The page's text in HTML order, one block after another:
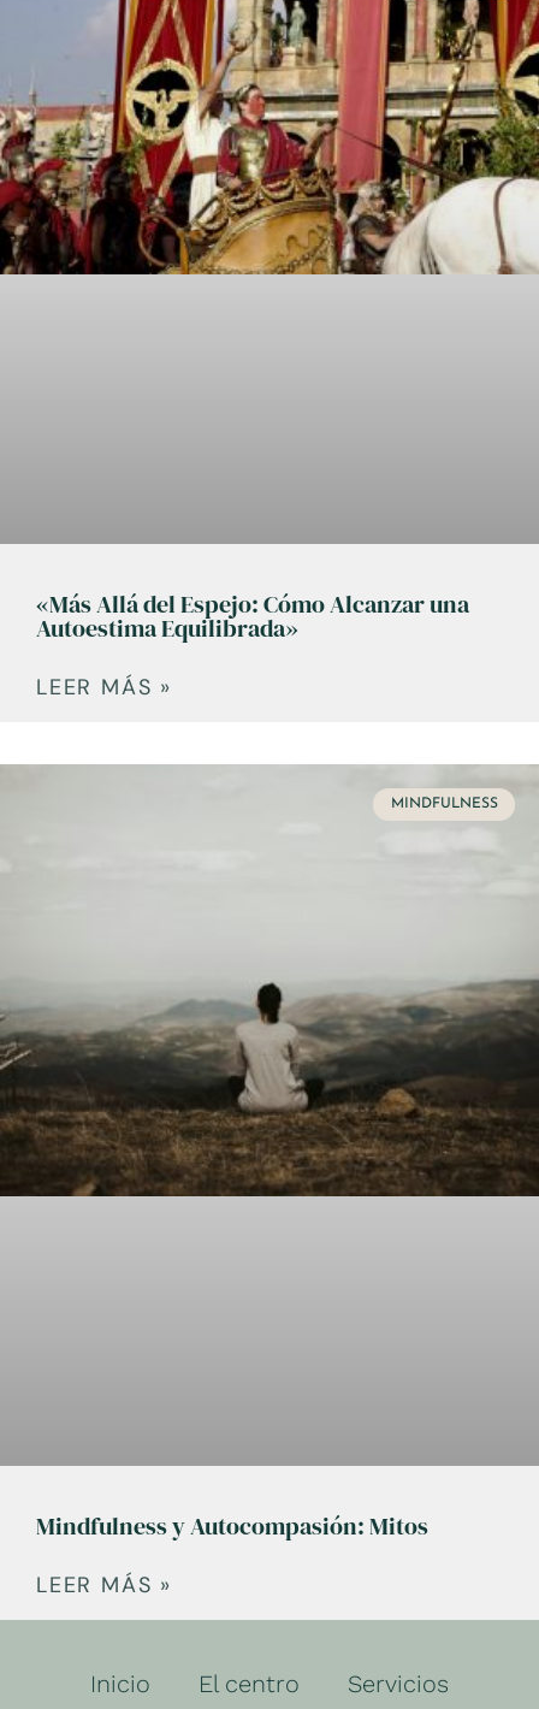
«Más Allá del Espejo: Cómo Alcanzar una
Autoestima Equilibrada»
LEER MÁS »
MINDFULNESS
Mindfulness y Autocompasión: Mitos
LEER MÁS »
Inicio El centro Servicios